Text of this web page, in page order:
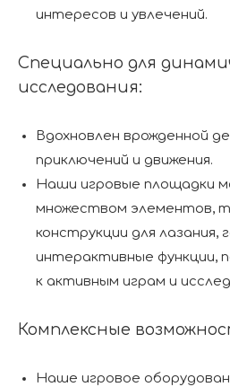
интересов и увлечений.
Специально для
исследования:
Вдохновлен врожденной
приключений и движения.
Наши игровые площадки
множеством элементов,
конструкции для лазания,
интерактивные функции,
к активным играм и
Комплексные
Наше игровое